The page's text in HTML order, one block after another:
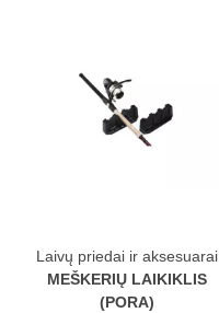
Laivų priedai ir aksesuarai
MEŠKERIŲ LAIKIKLIS
(PORA)